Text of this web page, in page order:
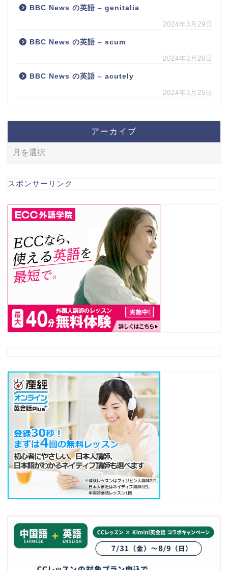
BBC News の英語 – genitalia
2024年3月29日
BBC News の英語 – scum
2024年3月26日
BBC News の英語 – acutely
2024年3月25日
アーカイブ
スポンサーリンク